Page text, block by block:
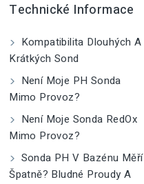
Technické Informace
Kompatibilita Dlouhých A
Krátkých Sond
Není Moje PH Sonda
Mimo Provoz?
Není Moje Sonda RedOx
Mimo Provoz?
Sonda PH V Bazénu Měří
Špatně? Bludné Proudy A